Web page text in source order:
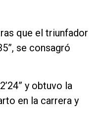
que el triunfador
se consagró
y obtuvo la
en la carrera y